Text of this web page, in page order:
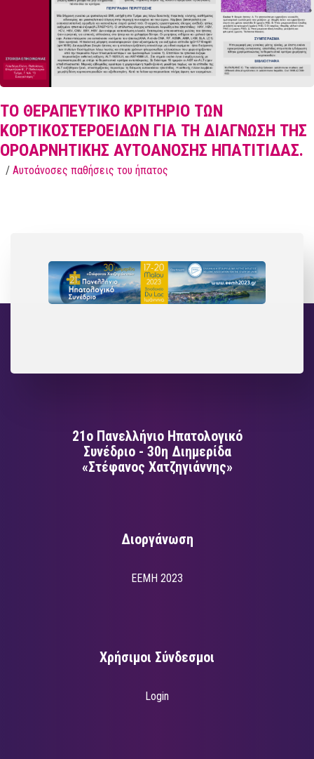
ΤΟ ΘΕΡΑΠΕΥΤΙΚΟ ΚΡΙΤΗΡΙΟ ΤΩΝ
ΚΟΡΤΙΚΟΣΤΕΡΟΕΙΔΩΝ ΓΙΑ ΤΗ ΔΙΑΓΝΩΣΗ ΤΗΣ
ΟΡΟΑΡΝΗΤΙΚΗΣ ΑΥΤΟΑΝΟΣΗΣ ΗΠΑΤΙΤΙΔΑΣ.
/ Αυτοάνοσες παθήσεις του ήπατος
21ο Πανελλήνιο Ηπατολογικό
Συνέδριο - 30η Διημερίδα
«Στέφανος Χατζηγιάννης»
Διοργάνωση
EEMH 2023
Χρήσιμοι Σύνδεσμοι
Login